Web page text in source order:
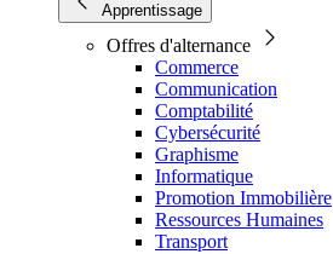
Apprentissage
Offres d'alternance
Commerce
Communication
Comptabilité
Cybersécurité
Graphisme
Informatique
Promotion Immobilière
Ressources Humaines
Transport